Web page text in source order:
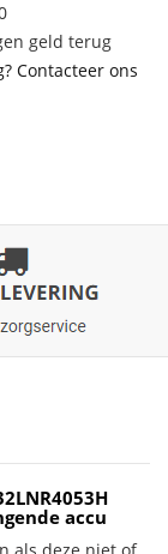
geld terug
Contacteer ons
accu